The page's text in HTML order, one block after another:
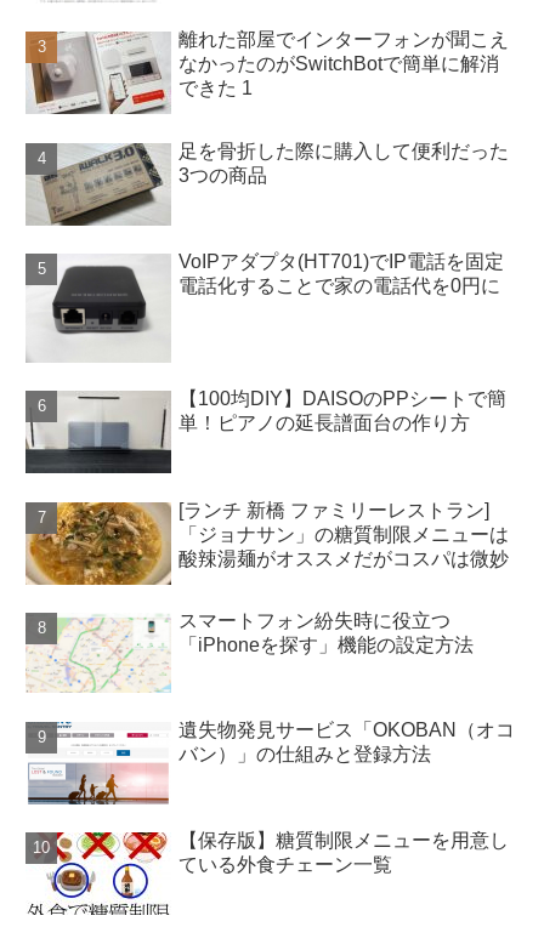
離れた部屋でインターフォンが聞こえ
なかったのがSwitchBotで簡単に解消
できた 1
足を骨折した際に購入して便利だった
3つの商品
VoIPアダプタ(HT701)でIP電話を固定
電話化することで家の電話代を0円に
【100均DIY】DAISOのPPシートで簡
単！ピアノの延長譜面台の作り方
[ランチ 新橋 ファミリーレストラン]
「ジョナサン」の糖質制限メニューは
酸辣湯麺がオススメだがコスパは微妙
スマートフォン紛失時に役立つ
「iPhoneを探す」機能の設定方法
遺失物発見サービス「OKOBAN（オコ
バン）」の仕組みと登録方法
【保存版】糖質制限メニューを用意し
ている外食チェーン一覧